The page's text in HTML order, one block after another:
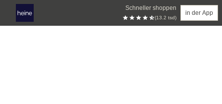
Schneller shoppen
(13.2 tsd)
in der App